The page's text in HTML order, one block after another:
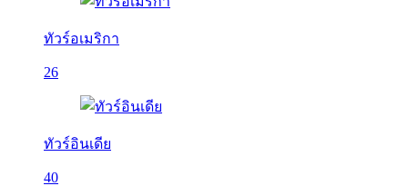
ทัวร์อเมริกา
26
ทัวร์อินเดีย
40